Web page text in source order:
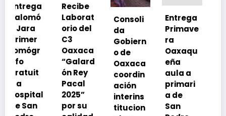
Recibe
Laborat
orio del
C3
Oaxaca
“Galard
ón Rey
Pacal
2025”
por su
Consoli
da
Gobiern
o de
Oaxaca
coordin
ación
interins
titucion
Entrega
Primave
ra
Oaxaqu
eña
aula a
primari
a de
San
Exhorta
SSO a
rse de
neumoc
oco
para
preveni
r la